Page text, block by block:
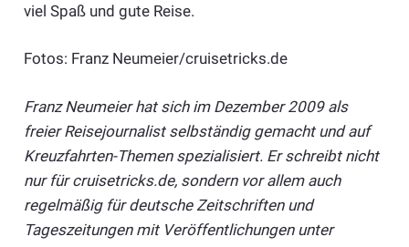
viel Spaß und gute Reise.
Fotos: Franz Neumeier/cruisetricks.de
Franz Neumeier hat sich im Dezember 2009 als
freier Reisejournalist selbständig gemacht und auf
Kreuzfahrten-Themen spezialisiert. Er schreibt nicht
nur für cruisetricks.de, sondern vor allem auch
regelmäßig für deutsche Zeitschriften und
Tageszeitungen mit Veröffentlichungen unter